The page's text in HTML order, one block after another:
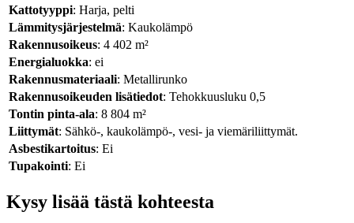
Kattotyyppi: Harja, pelti
Lämmitysjärjestelmä: Kaukolämpö
Rakennusoikeus: 4 402 m²
Energialuokka: ei
Rakennusmateriaali: Metallirunko
Rakennusoikeuden lisätiedot: Tehokkuusluku 0,5
Tontin pinta-ala: 8 804 m²
Liittymät: Sähkö-, kaukolämpö-, vesi- ja viemäriliittymät.
Asbestikartoitus: Ei
Tupakointi: Ei
Kysy lisää tästä kohteesta